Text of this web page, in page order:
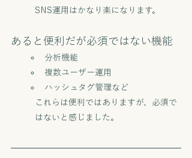
SNS運用はかなり楽になります。
あると便利だが必須ではない機能
分析機能
複数ユーザー運用
ハッシュタグ管理など
これらは便利ではありますが、必須で
はないと感じました。